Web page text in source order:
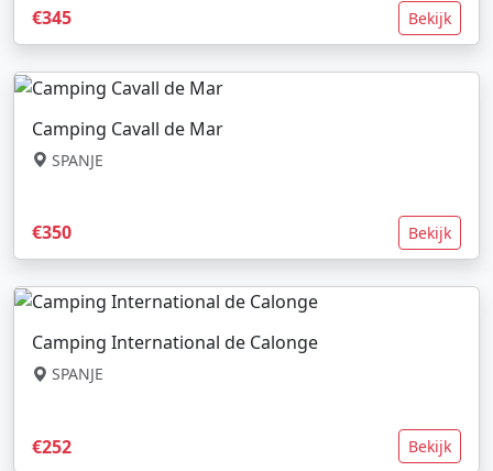
€345 Bekijk
Camping Cavall de Mar
SPANJE
€350 Bekijk
Camping International de Calonge
SPANJE
€252 Bekijk